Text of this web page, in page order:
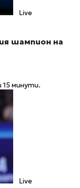
Live
шампион на
15 минути.
Live